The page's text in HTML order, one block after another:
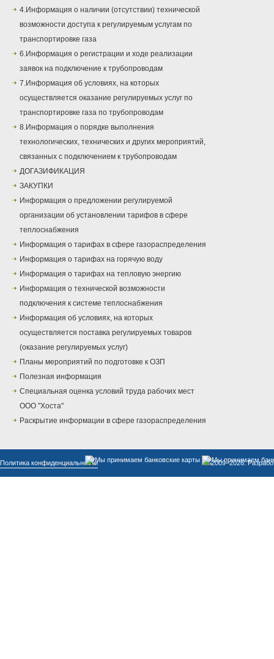
4.Информация о наличии (отсутствии) технической
возможности доступа к регулируемым услугам по
транспортировке газа
6.Информация о регистрации и ходе реализации
заявок на подключение к трубопроводам
7.Информация об условиях, на которых
осуществляется оказание регулируемых услуг по
транспортировке газа по трубопроводам
8.Информация о порядке выполнения
технологических, технических и других мероприятий,
связанных с подключением к трубопроводам
ДОГАЗИФИКАЦИЯ
ЗАКУПКИ
Информация о предложении регулируемой
организации об установлении тарифов в сфере
теплоснабжения
Информация о тарифах в сфере газораспределения
Информация о тарифах на горячую воду
Информация о тарифах на тепловую энергию
Информация о технической возможности
подключения к системе теплоснабжения
Информация об условиях, на которых
осуществляется поставка регулируемых товаров
(оказание регулируемых услуг)
Планы мероприятий по подготовке к ОЗП
Полезная информация
Специальная оценка условий труда рабочих мест
ООО "Хоста"
Раскрытие информации в сфере газораспределения
Политика конфиденциальности © 2009–2026.